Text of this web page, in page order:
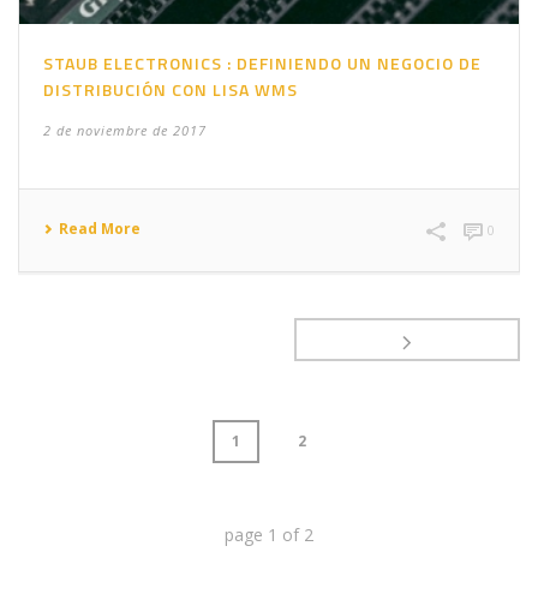
STAUB ELECTRONICS : DEFINIENDO UN NEGOCIO DE
DISTRIBUCIÓN CON LISA WMS
2 de noviembre de 2017
Read More 0
1 2
page 1 of 2